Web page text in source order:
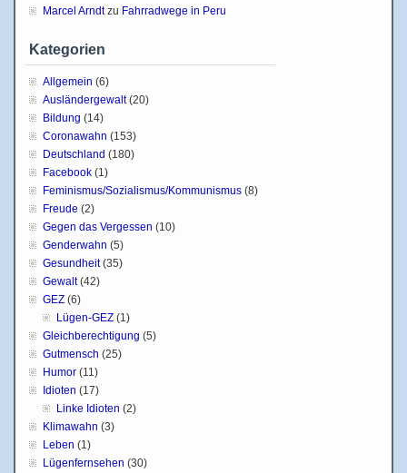
Marcel Arndtzu Fahrradwege in Peru
Kategorien
Allgemein (6)
Ausländergewalt(20)
Bildung (14)
Coronawahn (153)
Deutschland (180)
Facebook (1)
Feminismus/Sozialismus/Kommunismus (8)
Freude (2)
Gegen das Vergessen (10)
Genderwahn (5)
Gesundheit(35)
Gewalt(42)
GEZ (6)
Lügen-GEZ (1)
Gleichberechtigung (5)
Gutmensch (25)
Humor (11)
Idioten (17)
Linke Idioten (2)
Klimawahn (3)
Leben (1)
Lügenfernsehen (30)